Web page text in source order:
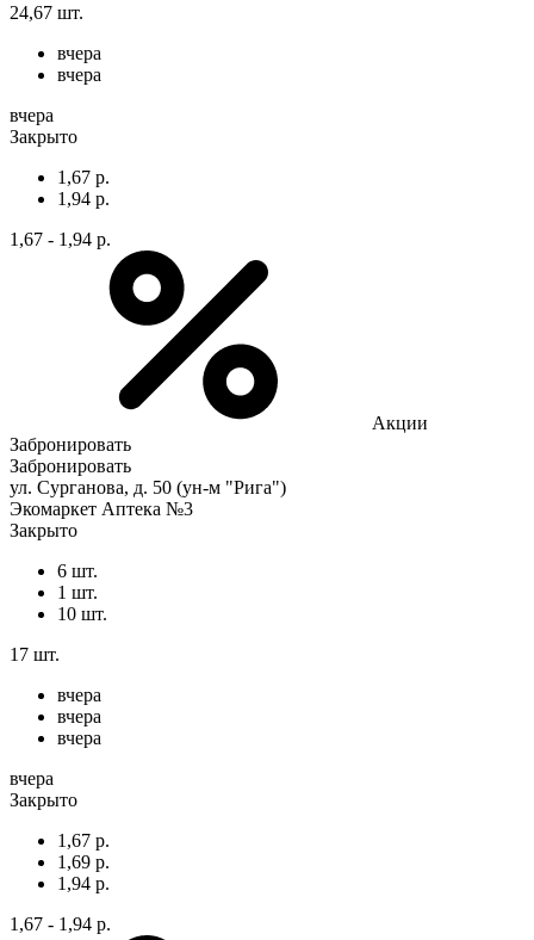
24,67 шт.
вчера
вчера
вчера
Закрыто
1,67 р.
1,94 р.
1,67 - 1,94 р.
Акции
Забронировать
Забронировать
ул. Сурганова, д. 50 (ун-м "Рига")
Экомаркет Аптека №3
Закрыто
6 шт.
1 шт.
10 шт.
17 шт.
вчера
вчера
вчера
вчера
Закрыто
1,67 р.
1,69 р.
1,94 р.
1,67 - 1,94 р.